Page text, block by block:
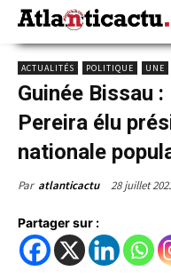
ACTUALITÉS POLITIQUE UNE
Guinée Bissau
Pereira élu
nationale
Par atlanticactu 28 juillet
Partager sur :